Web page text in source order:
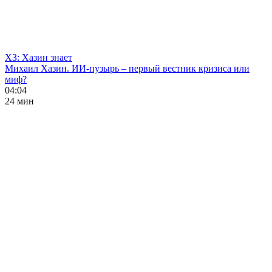
ХЗ: Хазин знает
Михаил Хазин. ИИ-пузырь – первый вестник кризиса или
миф?
04:04
24 мин